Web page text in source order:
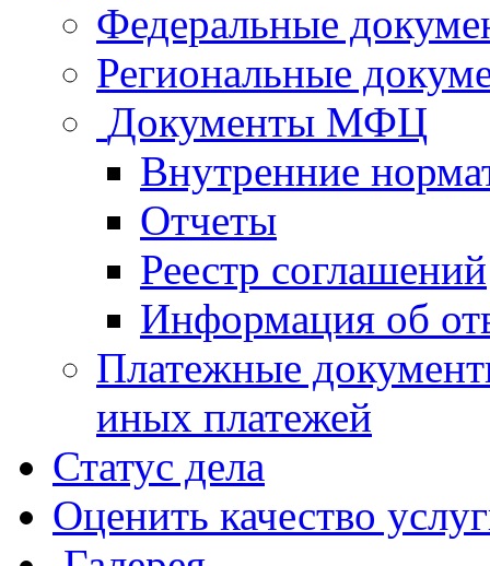
Федеральные
Региональные
Документы МФЦ
Внутренние
Отчеты
Реестр соглашений
Информация об
Платежные
иных платежей
Статус дела
Оценить качество